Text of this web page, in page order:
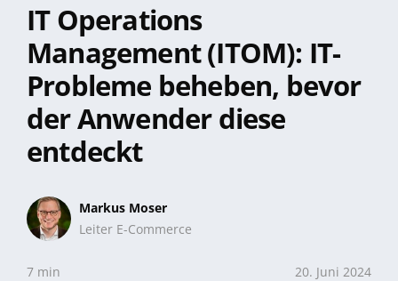
Portfolio
Karriere
IT Operations
Management (ITOM): IT-
Probleme beheben, bevor
der Anwender diese
entdeckt
Markus Moser
Leiter E-Commerce
7 min 20. Juni 2024